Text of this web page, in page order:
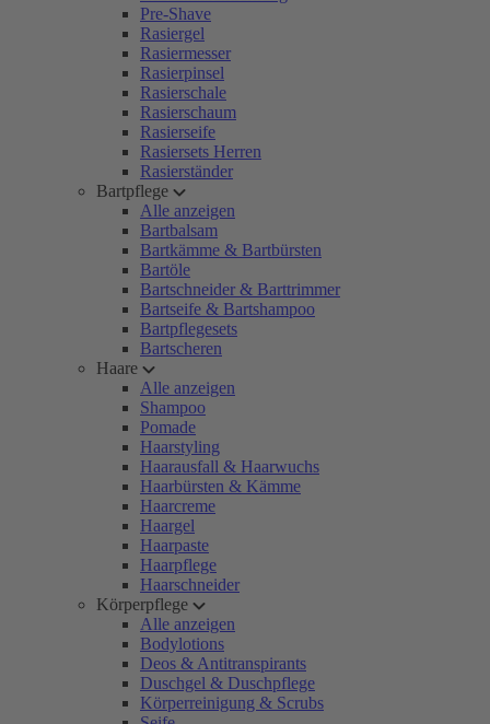
Pre-Shave
Rasiergel
Rasiermesser
Rasierpinsel
Rasierschale
Rasierschaum
Rasierseife
Rasiersets Herren
Rasierständer
Bartpflege
Alle anzeigen
Bartbalsam
Bartkämme & Bartbürsten
Bartöle
Bartschneider & Barttrimmer
Bartseife & Bartshampoo
Bartpflegesets
Bartscheren
Haare
Alle anzeigen
Shampoo
Pomade
Haarstyling
Haarausfall & Haarwuchs
Haarbürsten & Kämme
Haarcreme
Haargel
Haarpaste
Haarpflege
Haarschneider
Körperpflege
Alle anzeigen
Bodylotions
Deos & Antitranspirants
Duschgel & Duschpflege
Körperreinigung & Scrubs